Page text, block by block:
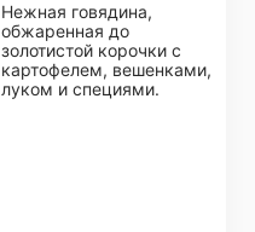
Нежная говядина,
обжаренная до
золотистой корочки с
картофелем, вешенками,
луком и специями.